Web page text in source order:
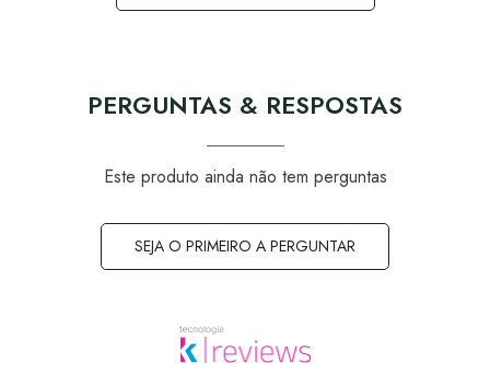
PERGUNTAS & RESPOSTAS
Este produto ainda não tem perguntas
SEJA O PRIMEIRO A PERGUNTAR